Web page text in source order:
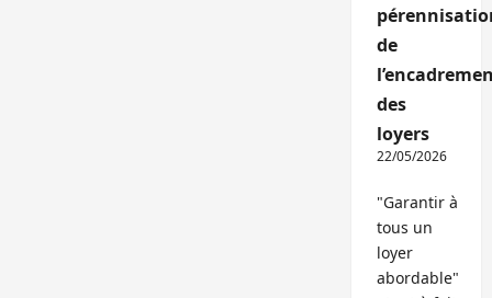
de
des
loyers
22/05/2026
"Garantir à
tous un
loyer
abordable"